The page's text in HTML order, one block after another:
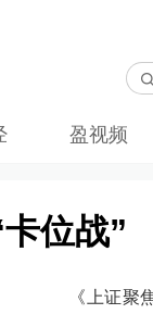
盈视频
位战”
《上证聚